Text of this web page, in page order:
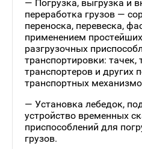
— Погрузка, выгрузка и
переработка грузов —
переноска, перевеска,
применением
разгрузочных
транспортировки: тачек,
транспортеров и других
транспортных
— Установка лебедок,
устройство временных
приспособлений для
грузов.